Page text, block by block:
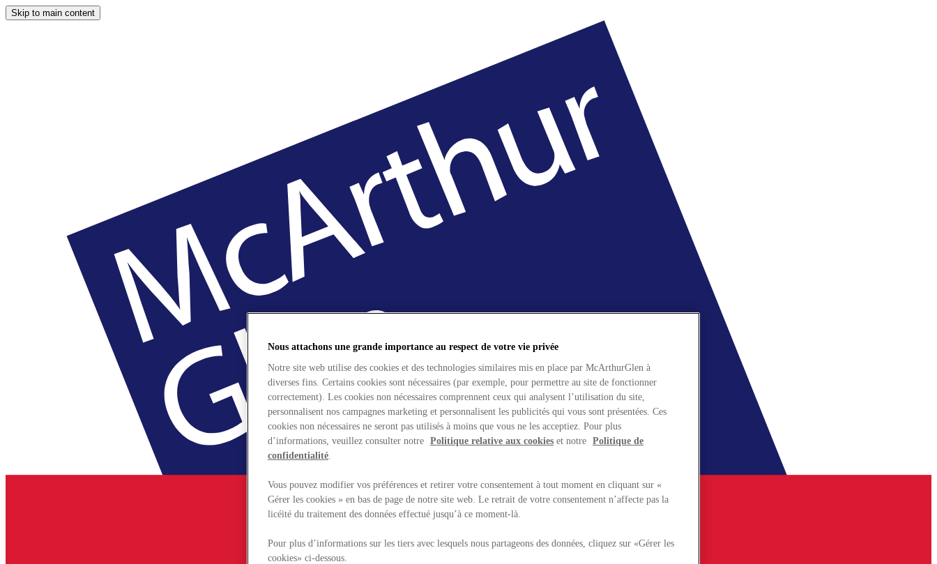
Skip to main content
Nous attachons une grande importance au respect de votre vie privée
Notre site web utilise des cookies et des technologies similaires mis en place par McArthurGlen à
diverses fins. Certains cookies sont nécessaires (par exemple, pour permettre au site de fonctionner
correctement). Les cookies non nécessaires comprennent ceux qui analysent l’utilisation du site,
personnalisent nos campagnes marketing et personnalisent les publicités qui vous sont présentées. Ces
cookies non nécessaires ne seront pas utilisés à moins que vous ne les acceptiez. Pour plus
d’informations, veuillez consulter notre Politique relative aux cookies et notre Politique de
confidentialité.
Vous pouvez modifier vos préférences et retirer votre consentement à tout moment en cliquant sur «
Gérer les cookies » en bas de page de notre site web. Le retrait de votre consentement n’affecte pas la
licéité du traitement des données effectué jusqu’à ce moment-là.
Pour plus d’informations sur les tiers avec lesquels nous partageons des données, cliquez sur «Gérer les
cookies» ci-dessous.